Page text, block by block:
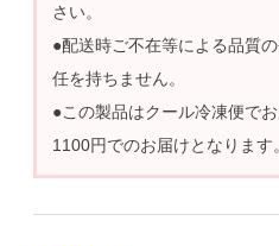
さい。
●配送時ご不在等による品質
任を持ちません。
●この製品はクール冷凍便で
1100円でのお届けとなります。